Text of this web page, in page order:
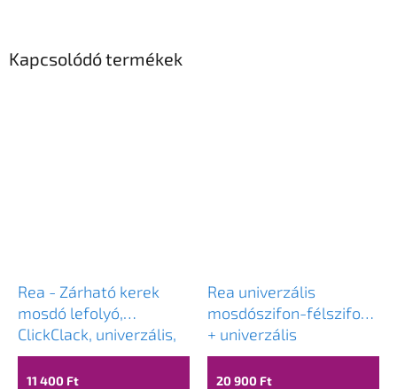
Kapcsolódó termékek
Rea - Zárható kerek
mosdó lefolyó,
ClickClack, univerzális,
króm, REA-A5217
11 400 Ft
Rea univerzális
mosdószifon-félszifon
+ univerzális
mosdólefolyó, króm,
REA-A5693
20 900 Ft